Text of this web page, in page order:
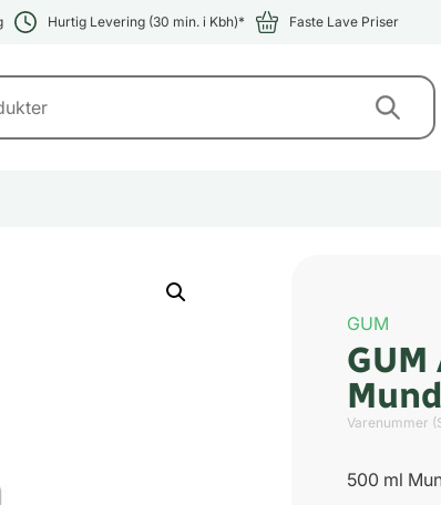
Hurtig Levering (30 min. i Kbh)* Faste Lave Priser
GUM
Varenummer
500 ml